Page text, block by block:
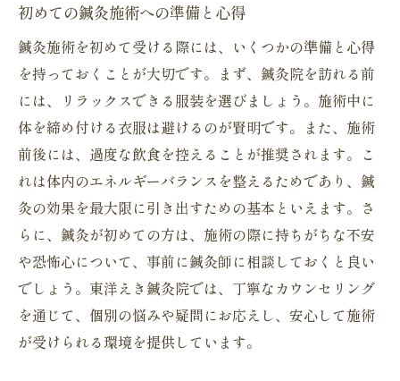
初めての鍼灸施術への準備と心得
鍼灸施術を初めて受ける際には、いくつかの準備と心得
を持っておくことが大切です。まず、鍼灸院を訪れる前
には、リラックスできる服装を選びましょう。施術中に
体を締め付ける衣服は避けるのが賢明です。また、施術
前後には、過度な飲食を控えることが推奨されます。こ
れは体内のエネルギーバランスを整えるためであり、鍼
灸の効果を最大限に引き出すための基本といえます。さ
らに、鍼灸が初めての方は、施術の際に持ちがちな不安
や恐怖心について、事前に鍼灸師に相談しておくと良い
でしょう。東洋えき鍼灸院では、丁寧なカウンセリング
を通じて、個別の悩みや疑問にお応えし、安心して施術
が受けられる環境を提供しています。